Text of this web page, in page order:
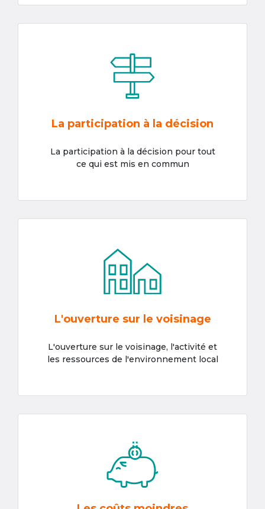
La participation à la décision
La participation à la décision pour tout
ce qui est mis en commun
L'ouverture sur le voisinage
L'ouverture sur le voisinage, l'activité et
les ressources de l'environnement local